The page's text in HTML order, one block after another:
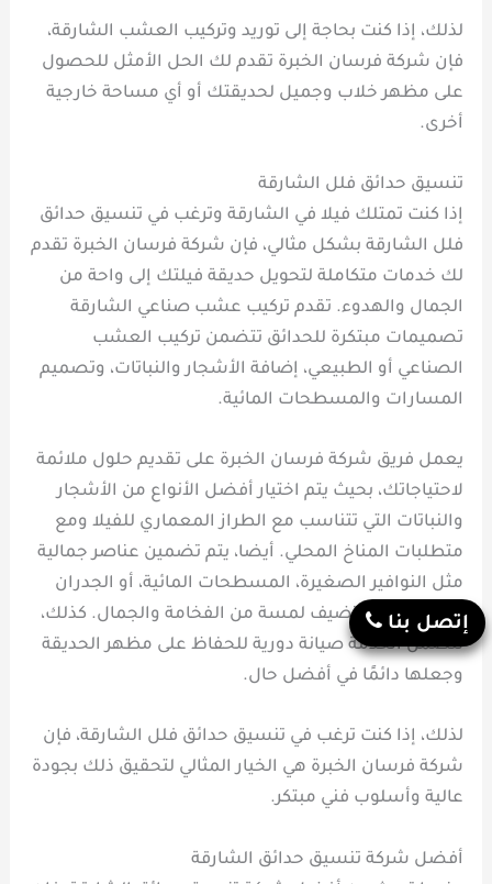
لذلك، إذا كنت بحاجة إلى توريد وتركيب العشب الشارقة،
فإن شركة فرسان الخبرة تقدم لك الحل الأمثل للحصول
على مظهر خلاب وجميل لحديقتك أو أي مساحة خارجية
أخرى.
تنسيق حدائق فلل الشارقة
إذا كنت تمتلك فيلا في الشارقة وترغب في تنسيق حدائق
فلل الشارقة بشكل مثالي، فإن شركة فرسان الخبرة تقدم
لك خدمات متكاملة لتحويل حديقة فيلتك إلى واحة من
الجمال والهدوء. تقدم تركيب عشب صناعي الشارقة
تصميمات مبتكرة للحدائق تتضمن تركيب العشب
الصناعي أو الطبيعي، إضافة الأشجار والنباتات، وتصميم
المسارات والمسطحات المائية.
يعمل فريق شركة فرسان الخبرة على تقديم حلول ملائمة
لاحتياجاتك، بحيث يتم اختيار أفضل الأنواع من الأشجار
والنباتات التي تتناسب مع الطراز المعماري للفيلا ومع
متطلبات المناخ المحلي. أيضا، يتم تضمين عناصر جمالية
مثل النوافير الصغيرة، المسطحات المائية، أو الجدران
الخضراء التي تضيف لمسة من الفخامة والجمال. كذلك،
تتضمن الخدمة صيانة دورية للحفاظ على مظهر الحديقة
وجعلها دائمًا في أفضل حال.
لذلك، إذا كنت ترغب في تنسيق حدائق فلل الشارقة، فإن
شركة فرسان الخبرة هي الخيار المثالي لتحقيق ذلك بجودة
عالية وأسلوب فني مبتكر.
أفضل شركة تنسيق حدائق الشارقة
إتصل بنا